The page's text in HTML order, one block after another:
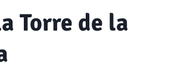
Torre de la